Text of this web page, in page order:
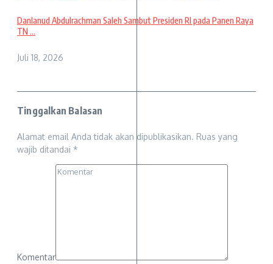
Danlanud Abdulrachman Saleh Sambut Presiden RI pada Panen Raya
TN ...
Juli 18, 2026
Tinggalkan Balasan
Alamat email Anda tidak akan dipublikasikan. Ruas yang
wajib ditandai *
Komentar